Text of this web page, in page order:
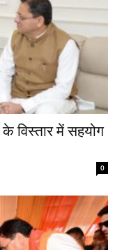
विस्तार में सहयोग
0